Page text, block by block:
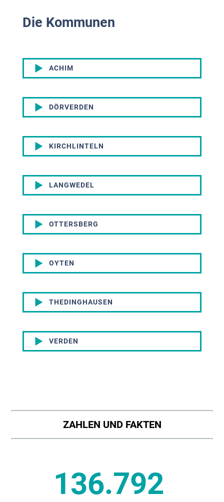
Die Kommunen
ACHIM
DÖRVERDEN
KIRCHLINTELN
LANGWEDEL
OTTERSBERG
OYTEN
THEDINGHAUSEN
VERDEN
ZAHLEN UND FAKTEN
136.792